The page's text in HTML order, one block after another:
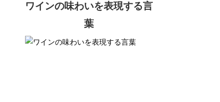
ワインの味わいを表現する言
葉